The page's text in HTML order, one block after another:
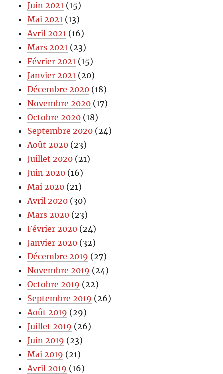
Juin 2021 (15)
Mai 2021 (13)
Avril 2021 (16)
Mars 2021 (23)
Février 2021 (15)
Janvier 2021 (20)
Décembre 2020 (18)
Novembre 2020 (17)
Octobre 2020 (18)
Septembre 2020 (24)
Août 2020 (23)
Juillet 2020 (21)
Juin 2020 (16)
Mai 2020 (21)
Avril 2020 (30)
Mars 2020 (23)
Février 2020 (24)
Janvier 2020 (32)
Décembre 2019 (27)
Novembre 2019 (24)
Octobre 2019 (22)
Septembre 2019 (26)
Août 2019 (29)
Juillet 2019 (26)
Juin 2019 (23)
Mai 2019 (21)
Avril 2019 (16)